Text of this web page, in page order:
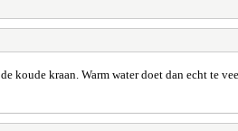
koude kraan. Warm water doet dan echt te